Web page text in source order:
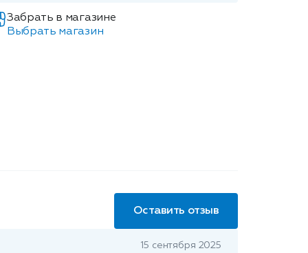
Забрать в магазине
Выбрать магазин
Оставить отзыв
15 сентября 2025